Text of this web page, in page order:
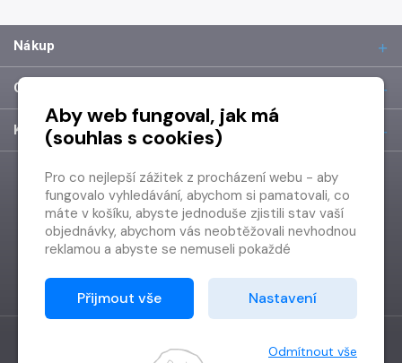
Nákup
O společnosti
Kontakt
Aby web fungoval, jak má
(souhlas s cookies)
Pro co nejlepší zážitek z procházení webu - aby
fungovalo vyhledávání, abychom si pamatovali, co
máte v košíku, abyste jednoduše zjistili stav vaší
objednávky, abychom vás neobtěžovali nevhodnou
reklamou a abyste se nemuseli pokaždé
Proto od vás potřebujeme souhlas se
zpracováním souborů cookies
Děkujeme, že nám ho dáte a pomůžete nám tak
Přijmout vše Nastavení
Odmítnout vše